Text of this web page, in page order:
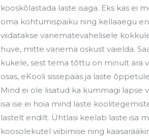
kooskõlastada laste isaga. Eks kas ei
oma kohtumispaiku ning kellaaegu
viidatakse vanematevahelisele
huve, mitte vanema oskust vaielda.
kukele, sest tema tõttu on minult ära
osas, eKooli sissepääs ja laste
Mind ei ole lisatud ka kummagi lapse
isa ise ei hoia mind laste
lastelt endilt. Ühtlasi keelab laste isa
koosolekutel viibimise ning